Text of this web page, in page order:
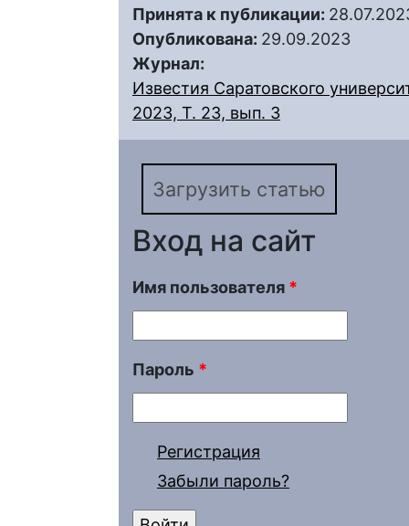
Принята к публикации:
Опубликована: 29.09.2023
Журнал:
Известия Саратовского
2023, Т. 23, вып. 3
Загрузить статью
Вход на сайт
Имя пользователя *
Пароль *
Регистрация
Забыли пароль?